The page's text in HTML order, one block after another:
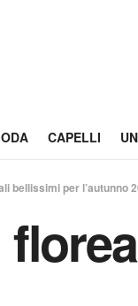
CAPELLI
bellissimi per l’autunno